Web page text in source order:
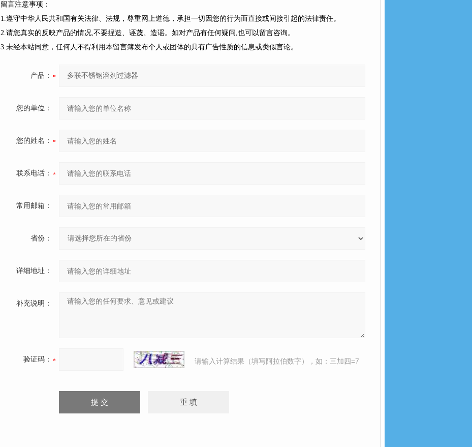
留言注意事项：
1.遵守中华人民共和国有关法律、法规，尊重网上道德，承担一切因您的行为而直接或间接引起的法律责任。
2.请您真实的反映产品的情况,不要捏造、诬蔑、造谣。如对产品有任何疑问,也可以留言咨询。
3.未经本站同意，任何人不得利用本留言簿发布个人或团体的具有广告性质的信息或类似言论。
产品：
您的单位：
您的姓名：
联系电话：
常用邮箱：
省份：
详细地址：
补充说明：
验证码： 请输入计算结果（填写阿拉伯数字），如：三加四=7